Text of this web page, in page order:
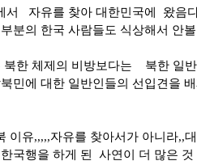
서 자유를 찾아 대한민국에 왔음
분의 한국 사람들도 식상해서 안
한 체제의 비방보다는 북한 일
민에 대한 일반인들의 선입견을
이유,,,,,자유를 찾아서가 아니라,,
국행을 하게 된 사연이 더 많은 것